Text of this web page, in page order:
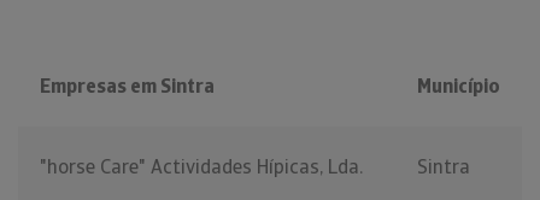
Empresas em Sintra Município
"horse Care" Actividades Hípicas, Lda. Sintra